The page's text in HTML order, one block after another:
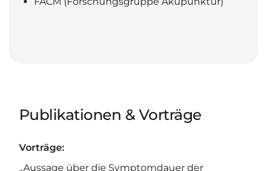
Publikationen & Vorträge
Vorträge:
„Aussage über die Symptomdauer der